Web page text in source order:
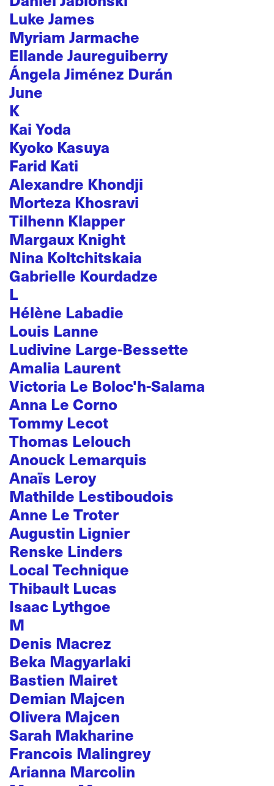
Luke James
Myriam Jarmache
Ellande Jaureguiberry
Ángela Jiménez Durán
June
K
Kai Yoda
Kyoko Kasuya
Farid Kati
Alexandre Khondji
Morteza Khosravi
Tilhenn Klapper
Margaux Knight
Nina Koltchitskaia
Gabrielle Kourdadze
L
Hélène Labadie
Louis Lanne
Ludivine Large-Bessette
Amalia Laurent
Victoria Le Boloc'h-Salama
Anna Le Corno
Tommy Lecot
Thomas Lelouch
Anouck Lemarquis
Anaïs Leroy
Mathilde Lestiboudois
Anne Le Troter
Augustin Lignier
Renske Linders
Local Technique
Thibault Lucas
Isaac Lythgoe
M
Denis Macrez
Beka Magyarlaki
Bastien Mairet
Demian Majcen
Olivera Majcen
Sarah Makharine
Francois Malingrey
Arianna Marcolin